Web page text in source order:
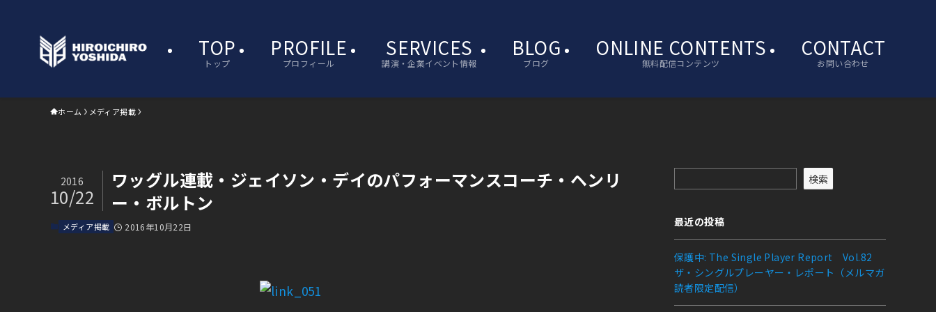
TOP
トップ
PROFILE
プロフィール
SERVICES
講演・企業イベント情報
BLOG
ブログ
ONLINE CONTENTS
無料配信コンテンツ
CONTACT
お問い合わせ
ホーム メディア掲載
ワッグル連載・ジェイソン・デイのパフォーマンスコーチ・ヘンリ
ー・ボルトン
2016
10/22
メディア掲載 2016年10月22日
検索
最近の投稿
保護中: The Single Player Report Vol.82
ザ・シングルプレーヤー・レポート（メルマガ
読者限定配信）